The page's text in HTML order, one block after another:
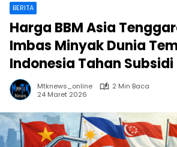
BERITA
Harga BBM Asia
Imbas Minyak Dunia
Indonesia Tahan Subsidi
Mtknews_online
2 Min Baca
24 Maret 2026